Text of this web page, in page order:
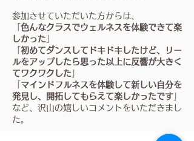
参加させていただいた方からは、
色んなクラスでウェルネスを体験できて楽
しかった
初めてダンスしてドキドキしたけど、リー
ルをアップしたら思った以上に反響が大きく
てワクワクした
マインドフルネスを体験して新しい自分を
発見し、開拓してもらえて楽しかったです
など、沢山の嬉しいコメントをいただきまし
た。